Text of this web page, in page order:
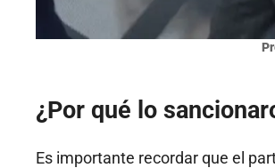
¿Por qué lo
Es importante recordar que el